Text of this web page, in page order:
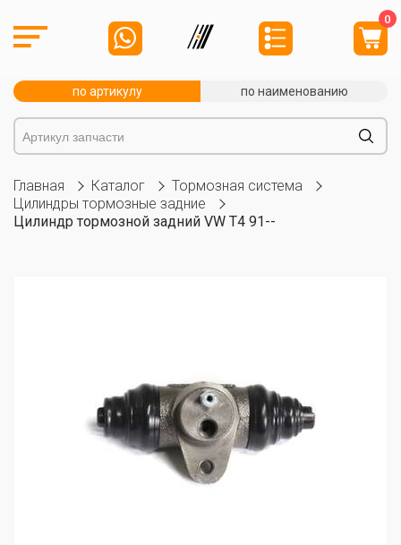
0
по артикулу по наименованию
Главная Каталог
Тормозная система
Цилиндры тормозные задние
Цилиндр тормозной задний VW T4 91--